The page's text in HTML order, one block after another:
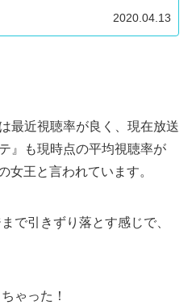
2020.04.13
最近視聴率が良く、現在放送
』も現時点の平均視聴率が
女王と言われています。
で引きずり落とす感じで、
ゃった！